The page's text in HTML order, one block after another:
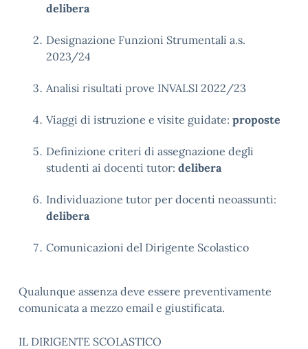
delibera
Designazione Funzioni Strumentali a.s.
2023/24
Analisi risultati prove INVALSI 2022/23
Viaggi di istruzione e visite guidate: proposte
Definizione criteri di assegnazione degli
studenti ai docenti tutor: delibera
Individuazione tutor per docenti neoassunti:
delibera
Comunicazioni del Dirigente Scolastico
Qualunque assenza deve essere preventivamente
comunicata a mezzo email e giustificata.
IL DIRIGENTE SCOLASTICO